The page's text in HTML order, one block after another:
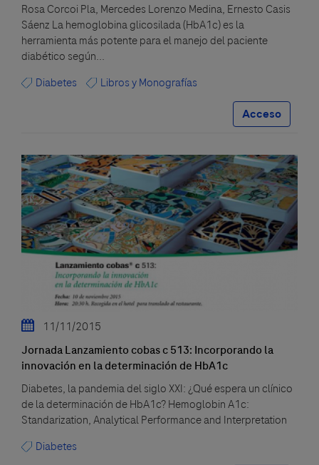
Rosa Corcoi Pla, Mercedes Lorenzo Medina, Ernesto Casis
Sáenz La hemoglobina glicosilada (HbA1c) es la
herramienta más potente para el manejo del paciente
diabético según...
Diabetes
Libros y Monografías
Acceso
11/11/2015
Jornada Lanzamiento cobas c 513: Incorporando la
innovación en la determinación de HbA1c
Diabetes, la pandemia del siglo XXI: ¿Qué espera un clínico
de la determinación de HbA1c? Hemoglobin A1c:
Standarization, Analytical Performance and Interpretation
Diabetes